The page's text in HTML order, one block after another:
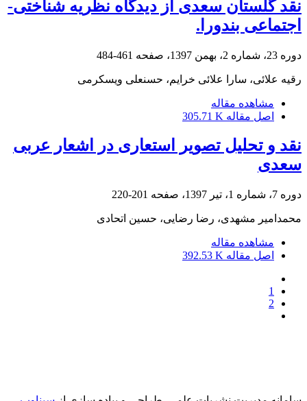
نقد گلستان سعدی از دیدگاه نظریه شناختی-
اجتماعی بندورا.
دوره 23، شماره 2، بهمن 1397، صفحه 461-484
رقیه علائی، سارا علائی خرایم، حسنعلی ویسکرمی
مشاهده مقاله
اصل مقاله 305.71 K
نقد و تحلیل تصویر استعاری در اشعار عربی
سعدی
دوره 7، شماره 1، تیر 1397، صفحه 201-220
محمدامیر مشهدی، رضا رضایی، حسین اتحادی
مشاهده مقاله
اصل مقاله 392.53 K
1
2